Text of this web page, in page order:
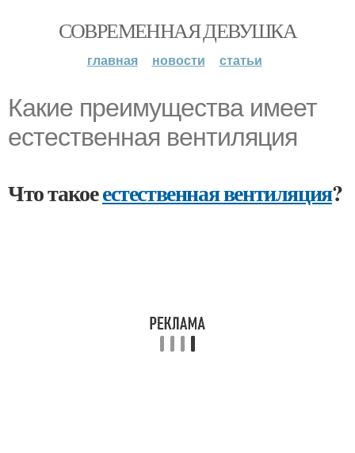
СОВРЕМЕННАЯ ДЕВУШКА
главная новости статьи
Какие преимущества имеет
естественная вентиляция
Что такоеестественная вентиляция?